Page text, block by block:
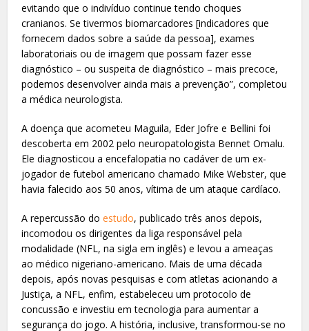
evitando que o indivíduo continue tendo choques
cranianos. Se tivermos biomarcadores [indicadores que
fornecem dados sobre a saúde da pessoa], exames
laboratoriais ou de imagem que possam fazer esse
diagnóstico – ou suspeita de diagnóstico – mais precoce,
podemos desenvolver ainda mais a prevenção”, completou
a médica neurologista.
A doença que acometeu Maguila, Eder Jofre e Bellini foi
descoberta em 2002 pelo neuropatologista Bennet Omalu.
Ele diagnosticou a encefalopatia no cadáver de um ex-
jogador de futebol americano chamado Mike Webster, que
havia falecido aos 50 anos, vítima de um ataque cardíaco.
A repercussão doestudo, publicado três anos depois,
incomodou os dirigentes da liga responsável pela
modalidade (NFL, na sigla em inglês) e levou a ameaças
ao médico nigeriano-americano. Mais de uma década
depois, após novas pesquisas e com atletas acionando a
Justiça, a NFL, enfim, estabeleceu um protocolo de
concussão e investiu em tecnologia para aumentar a
segurança do jogo. A história, inclusive, transformou-se no